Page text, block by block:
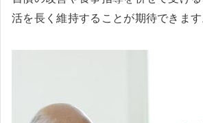
活を長く維持することが期待できます